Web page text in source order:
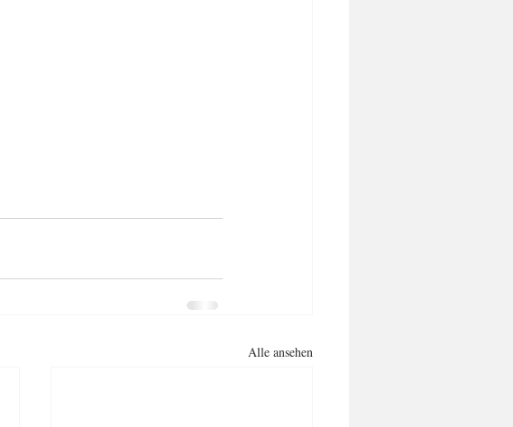
Alle ansehen